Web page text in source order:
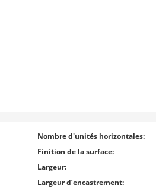
Nombre d'unités horizontales:
Finition de la surface:
Largeur:
Largeur d’encastrement: